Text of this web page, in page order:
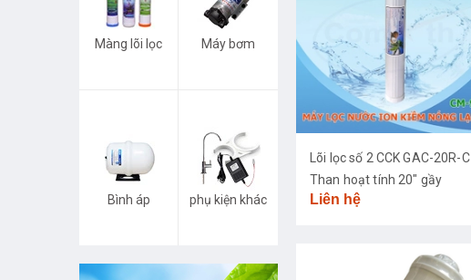
Màng lõi lọc Máy bơm
Bình áp phụ kiện khác
Lõi lọc số 2 CCK GAC-20R-C
Than hoạt tính 20" gầy
Liên hệ